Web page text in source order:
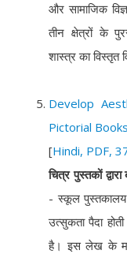
और सामाजिक
तीन क्षेत्रों के
शास्त्र का विस्तृत
Develop
Pictorial Books
[Hindi, PDF,
चित्र पुस्तकों
- स्कूल पुस्तकालय
उत्सुकता पैदा
है। इस लेख के